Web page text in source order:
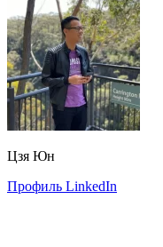
Цзя Юн
Профиль LinkedIn